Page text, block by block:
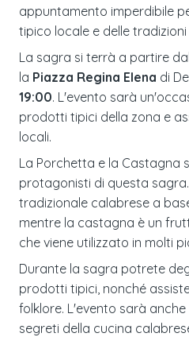
appuntamento imperdibile
tipico locale e delle
La sagra si terrà a partire
la Piazza Regina Elena di
19:00. L'evento sarà
prodotti tipici della zona e
locali.
La Porchetta e la Castagna
protagonisti di questa
tradizionale calabrese a
mentre la castagna è un
che viene utilizzato in molti
Durante la sagra potrete
prodotti tipici, nonché
folklore. L'evento sarà
segreti della cucina